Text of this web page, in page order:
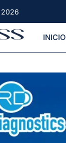
2026
INICIO